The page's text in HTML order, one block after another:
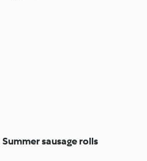
Summer sausage rolls